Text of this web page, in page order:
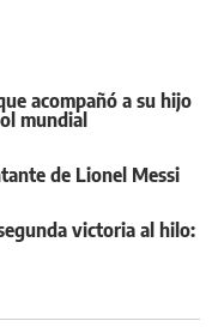
acompañó a su hijo
mundial
de Lionel Messi
victoria al hilo: